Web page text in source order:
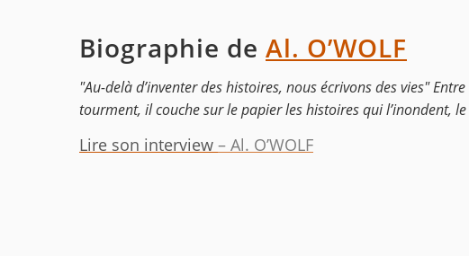
Biographie de Al. O’WOLF
"Au-delà d’inventer des histoires, nous écrivons des vies"
tourment, il couche sur le papier les histoires qui l’inondent,
Lire son interview – Al. O’WOLF